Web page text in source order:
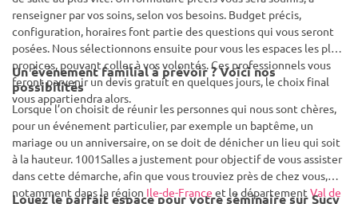
renseigner par vos soins, selon vos besoins. Budget précis,
configuration, horaires font partie des questions qui vous seront
posées. Nous sélectionnons ensuite pour vous les espaces les plus
propices, pouvant coller à vos volontés. Ces professionnels vous
feront parvenir un devis gratuit en quelques jours, le choix final
vous appartiendra alors.
Un événement familial à prévoir ? Voici nos
possibilités
Lorsque l’on choisit de réunir les personnes qui nous sont chères,
pour un événement particulier, par exemple un baptême, un
mariage ou un anniversaire, on se doit de dénicher un lieu qui soit
à la hauteur. 1001Salles a justement pour objectif de vous assister
dans cette démarche, afin que vous trouviez près de chez vous,
notamment dans la région Ile-de-France et le département Val de
Louez le parfait espace pour votre séminaire sur Sucy